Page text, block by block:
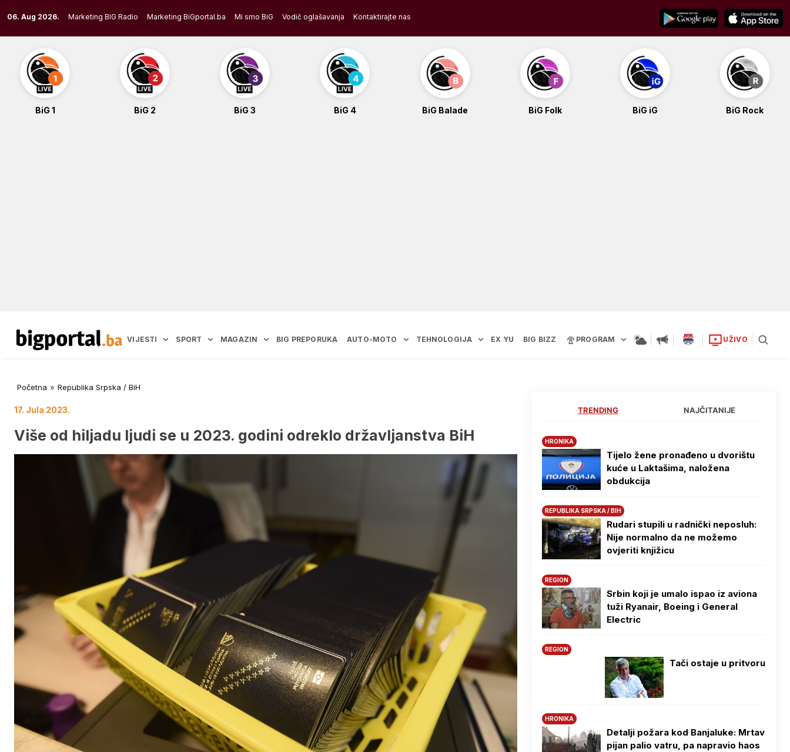
to
content
06. Aug 2026. Marketing BIG Radio Marketing BiGportal.ba Mi smo BiG Vodič oglašavanja Kontaktirajte nas
BiG 1 BiG 2 BiG 3 BiG 4 BiG Balade BiG Folk BiG iG BiG Rock
VIJESTI SPORT MAGAZIN BIG PREPORUKA AUTO-MOTO TEHNOLOGIJA EX YU BIG BIZZ PROGRAM UŽIVO
Početna » Republika Srpska / BiH
17. Jula 2023.
Više od hiljadu ljudi se u 2023. godini odreklo državljanstva BiH
TRENDING NAJČITANIJE
HRONIKA
Tijelo žene pronađeno u dvorištu
kuće u Laktašima, naložena
obdukcija
REPUBLIKA SRPSKA / BIH
Rudari stupili u radnički neposluh:
Nije normalno da ne možemo
ovjeriti knjižicu
REGION
Srbin koji je umalo ispao iz aviona
tuži Ryanair, Boeing i General
Electric
REGION
Tači ostaje u pritvoru
HRONIKA
Detalji požara kod Banjaluke: Mrtav
pijan palio vatru, pa napravio haos